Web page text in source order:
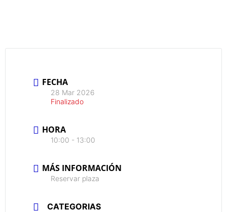
FECHA
28 Mar 2026
Finalizado
HORA
10:00 - 13:00
MÁS INFORMACIÓN
Reservar plaza
CATEGORIAS